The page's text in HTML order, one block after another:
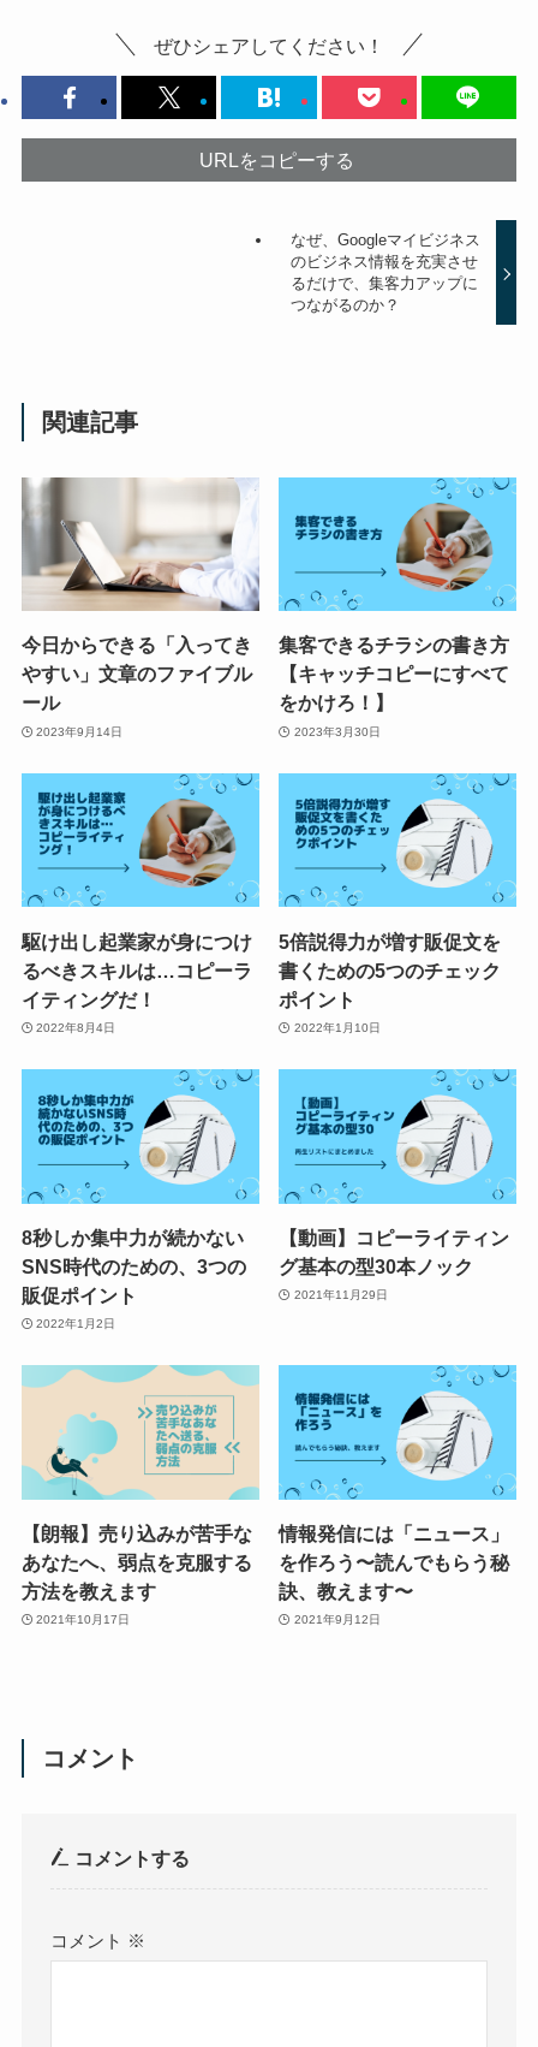
ぜひシェアしてください！
URLをコピーする
なぜ、Googleマイビジネス
のビジネス情報を充実させ
るだけで、集客力アップに
つながるのか？
関連記事
今日からできる「入ってき
やすい」文章のファイブル
ール
2023年9月14日
集客できるチラシの書き方
【キャッチコピーにすべて
をかけろ！】
2023年3月30日
駆け出し起業家が身につけ
るべきスキルは…コピーラ
イティングだ！
2022年8月4日
5倍説得力が増す販促文を
書くための5つのチェック
ポイント
2022年1月10日
8秒しか集中力が続かない
SNS時代のための、3つの
販促ポイント
2022年1月2日
【動画】コピーライティン
グ基本の型30本ノック
2021年11月29日
【朗報】売り込みが苦手な
あなたへ、弱点を克服する
方法を教えます
2021年10月17日
情報発信には「ニュース」
を作ろう〜読んでもらう秘
訣、教えます〜
2021年9月12日
コメント
コメントする
コメント ※